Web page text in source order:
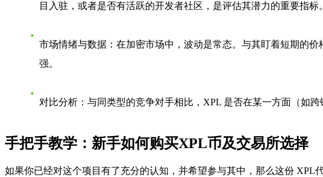
目入驻，或者是否有活跃的开发者社区，是评估其潜力的重要指标。
市场情绪与数据 ：在加密市场中，波动是常态。与其盯着短期的
强。
对比分析 ：与同类型的竞争对手相比，XPL 是否在某一方面（如
手把手教学：新手如何购买XPL币及交易所选择
如果你已经对这个项目有了充分的认知，并希望参与其中，那么这份 XPL